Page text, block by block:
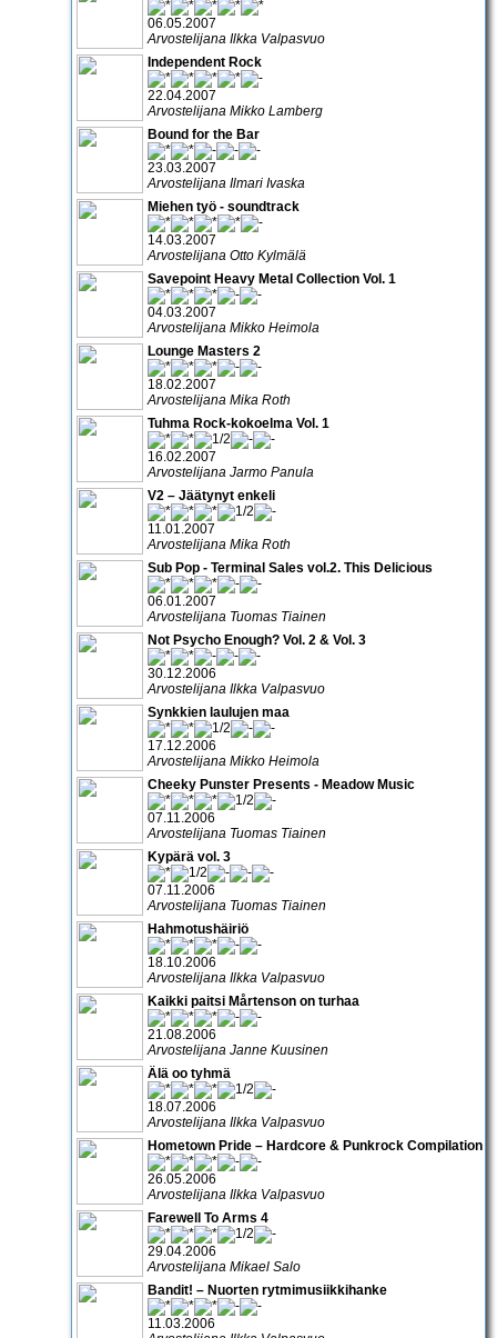
06.05.2007
Arvostelijana Ilkka Valpasvuo
Independent Rock
22.04.2007
Arvostelijana Mikko Lamberg
Bound for the Bar
23.03.2007
Arvostelijana Ilmari Ivaska
Miehen työ - soundtrack
14.03.2007
Arvostelijana Otto Kylmälä
Savepoint Heavy Metal Collection Vol. 1
04.03.2007
Arvostelijana Mikko Heimola
Lounge Masters 2
18.02.2007
Arvostelijana Mika Roth
Tuhma Rock-kokoelma Vol. 1
16.02.2007
Arvostelijana Jarmo Panula
V2 – Jäätynyt enkeli
11.01.2007
Arvostelijana Mika Roth
Sub Pop - Terminal Sales vol.2. This Delicious
06.01.2007
Arvostelijana Tuomas Tiainen
Not Psycho Enough? Vol. 2 & Vol. 3
30.12.2006
Arvostelijana Ilkka Valpasvuo
Synkkien laulujen maa
17.12.2006
Arvostelijana Mikko Heimola
Cheeky Punster Presents - Meadow Music
07.11.2006
Arvostelijana Tuomas Tiainen
Kypärä vol. 3
07.11.2006
Arvostelijana Tuomas Tiainen
Hahmotushäiriö
18.10.2006
Arvostelijana Ilkka Valpasvuo
Kaikki paitsi Mårtenson on turhaa
21.08.2006
Arvostelijana Janne Kuusinen
Älä oo tyhmä
18.07.2006
Arvostelijana Ilkka Valpasvuo
Hometown Pride – Hardcore & Punkrock Compilation
26.05.2006
Arvostelijana Ilkka Valpasvuo
Farewell To Arms 4
29.04.2006
Arvostelijana Mikael Salo
Bandit! – Nuorten rytmimusiikkihanke
11.03.2006